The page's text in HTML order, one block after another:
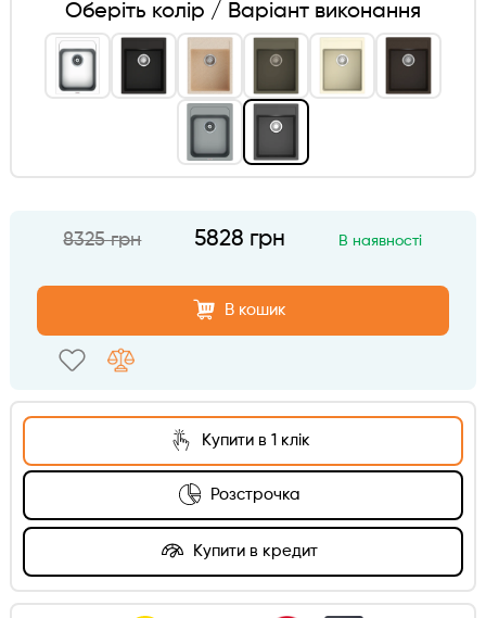
Viber
8325 грн 5828 грн В наявності
В кошик
Купити в 1 клік
Розстрочка
Купити в кредит
Оберіть колір / Варіант виконання